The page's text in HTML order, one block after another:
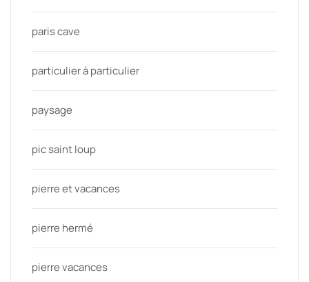
paris cave
particulier à particulier
paysage
pic saint loup
pierre et vacances
pierre hermé
pierre vacances